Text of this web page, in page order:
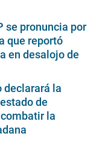
se pronuncia por
que reportó
en desalojo de
declarará la
de
la